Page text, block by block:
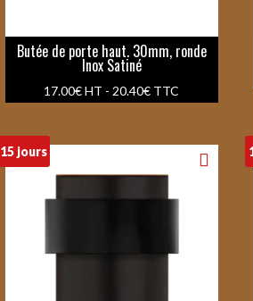
Butée de porte haut. 30mm, ronde
Inox Satiné
17.00€ HT - 20.40€ TTC
15 jours